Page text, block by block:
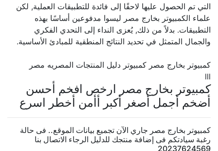
التي تم الحصول عليها لاحقًا إلى فائدة للتطبيقات العملية, لكن
علماء الكمبيوتر بخارج مصر ليسوا مدفوعين أساسًا بهذه
التطبيقات. بدلاً من ذلك, يُعزى النداء إلى التحدي الفكري
والجمال المتمثل في تحديد النتائج المنطقية للمبادئ الأساسية.
كمبيوتر بخارج مصر كمبيوتر دليل المنتجات المصريه مصر
كمبيوتر بخارج مصر ارخص افخم أحسن
أضخم أجمل أصغر أكبر أأمن أخطر اسرع
كمبيوتر بخارج مصر جاري الآن تجميع بيانات الموقع.. فى حالة
رغبة سيادتكم فى إضافة منتجك للدليل الرجاء الاتصال بنا
20237624569